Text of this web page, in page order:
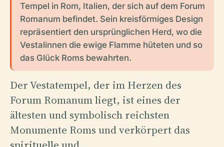
Tempel in Rom, Italien, der sich auf dem Forum
Romanum befindet. Sein kreisförmiges Design
repräsentiert den ursprünglichen Herd, wo die
Vestalinnen die ewige Flamme hüteten und so
das Glück Roms bewahrten.
Der Vestatempel, der im Herzen des
Forum Romanum liegt, ist eines der
ältesten und symbolisch reichsten
Monumente Roms und verkörpert das